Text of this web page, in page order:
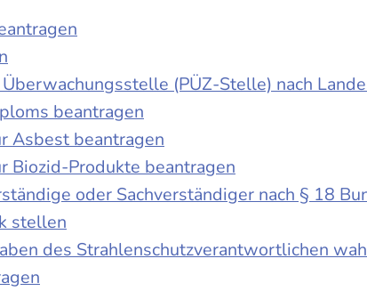
(PÜZ-Stelle) nach
beantragen
Asbest beantragen
Biozid-Produkte beantragen
oder Sachverständiger nach § 18
stellen
des Strahlenschutzverantwortlichen